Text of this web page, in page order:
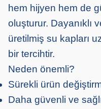
hem hijyen hem de
oluşturur. Dayanıklı
üretilmiş su kapları
bir tercihtir.
Neden önemli?
Sürekli ürün
Daha güvenli ve